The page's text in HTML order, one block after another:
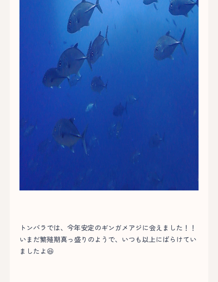
トンバラでは、今年安定のギンガメアジに会えました！！
いまだ繁殖期真っ盛りのようで、いつも以上にばらけてい
ましたよ😆